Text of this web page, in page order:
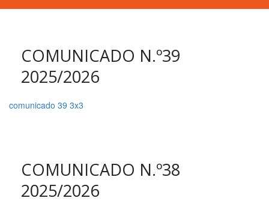
COMUNICADO N.º39
2025/2026
comunicado 39 3x3
COMUNICADO N.º38
2025/2026